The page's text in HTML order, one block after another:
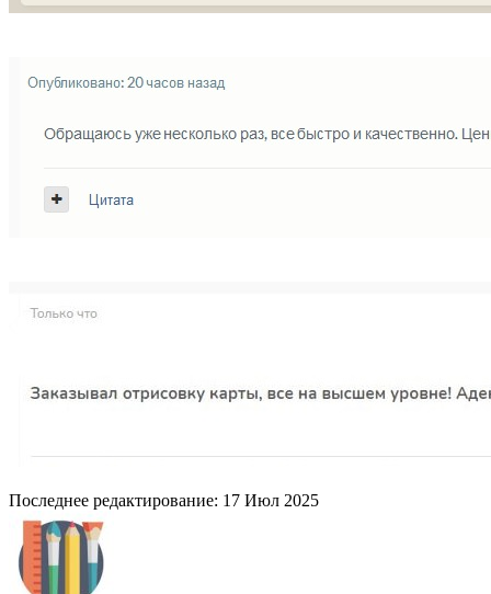
Последнее редактирование: 17 Июл 2025